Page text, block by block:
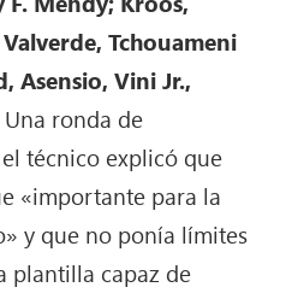
Tchouameni
Asensio, Vini Jr.,
Una ronda de
técnico explicó que
«importante para la
y que no ponía límites
plantilla capaz de